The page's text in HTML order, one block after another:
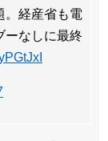
。経産省も電
ーなしに最終